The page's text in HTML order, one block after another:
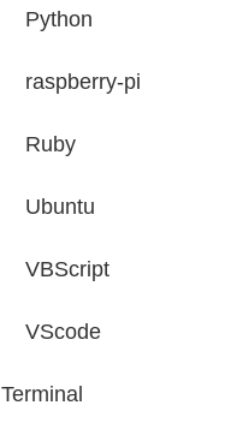
Python
raspberry-pi
Ruby
Ubuntu
VBScript
VScode
Terminal